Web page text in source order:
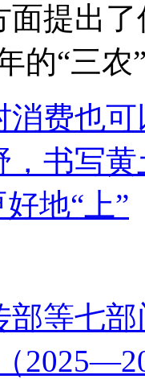
面提出
的“三
消费也
，书写
地“上”
部等七